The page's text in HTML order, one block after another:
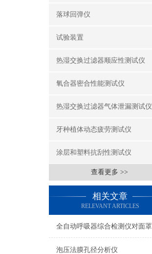
落球回弹仪
试验装置
热湿交换过滤器顺应性测试仪
氧合器密合性能测试仪
热湿交换过滤器气体泄漏测试仪
牙种植体动态疲劳测试仪
涂层和塑料抗刮性测试仪
查看更多 >>
相关文章
RELEVANT ARTICLES
泡压法膜孔径分析仪